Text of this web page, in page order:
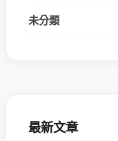
未分類
最新文章